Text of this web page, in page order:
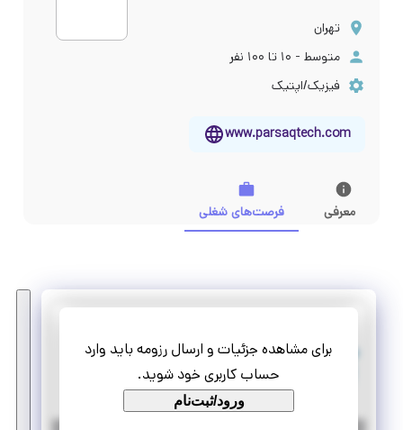
تهران
متوسط - ۱۰ تا ۱۰۰ نفر
فیزیک/اپتیک
www.parsaqtech.com
معرفی فرصت‌های شغلی
برای مشاهده جزئیات و ارسال رزومه باید وارد
حساب کاربری خود شوید.
ورود/ثبت‌نام
تمام وقت استخدام